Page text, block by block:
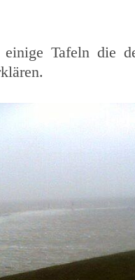
Tafeln die